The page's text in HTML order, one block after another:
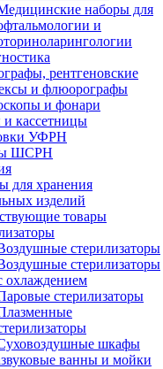
наборы для
и
рентгеновские
и флюорографы
и фонари
кассетницы
УФРН
ШСРН
для хранения
изделий
товары
стерилизаторы
стерилизаторы
охлаждением
стерилизаторы
шкафы
ванны и мойки